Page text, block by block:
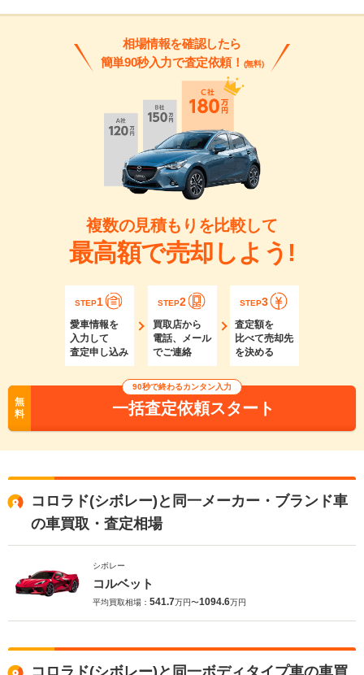
相場情報を確認したら
簡単90秒入力で査定依頼！ (無料)
複数の見積もりを比較して
最高額で売却しよう!
STEP1
愛車情報を
入力して
査定申し込み
STEP2
買取店から
電話、メール
でご連絡
STEP3
査定額を
比べて売却先
を決める
無
料
90秒で終わるカンタン入力
一括査定依頼スタート
コロラド(シボレー)と同一メーカー・ブランド車
の車買取・査定相場
シボレー
コルベット
平均買取相場： 541.7万円〜1094.6万円